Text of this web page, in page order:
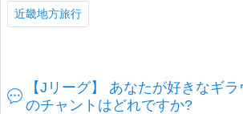
近畿地方旅行
【Jリーグ】 あなたが好きなギ
のチャントはどれですか?